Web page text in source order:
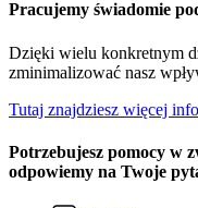
Pracujemy świadomie
Dzięki wielu konkretnym
zminimalizować nasz
Tutaj znajdziesz więcej
Potrzebujesz pomocy w
odpowiemy na Twoje